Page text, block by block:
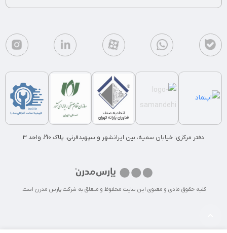
دفتر مرکزی: خیابان سمیه، بین ایرانشهر و سپهبدقرنی، پلاک 210، واحد 3
کلیه حقوق مادی و معنوی این سایت محفوظ و متعلق به شرکت پارس مدرن است.